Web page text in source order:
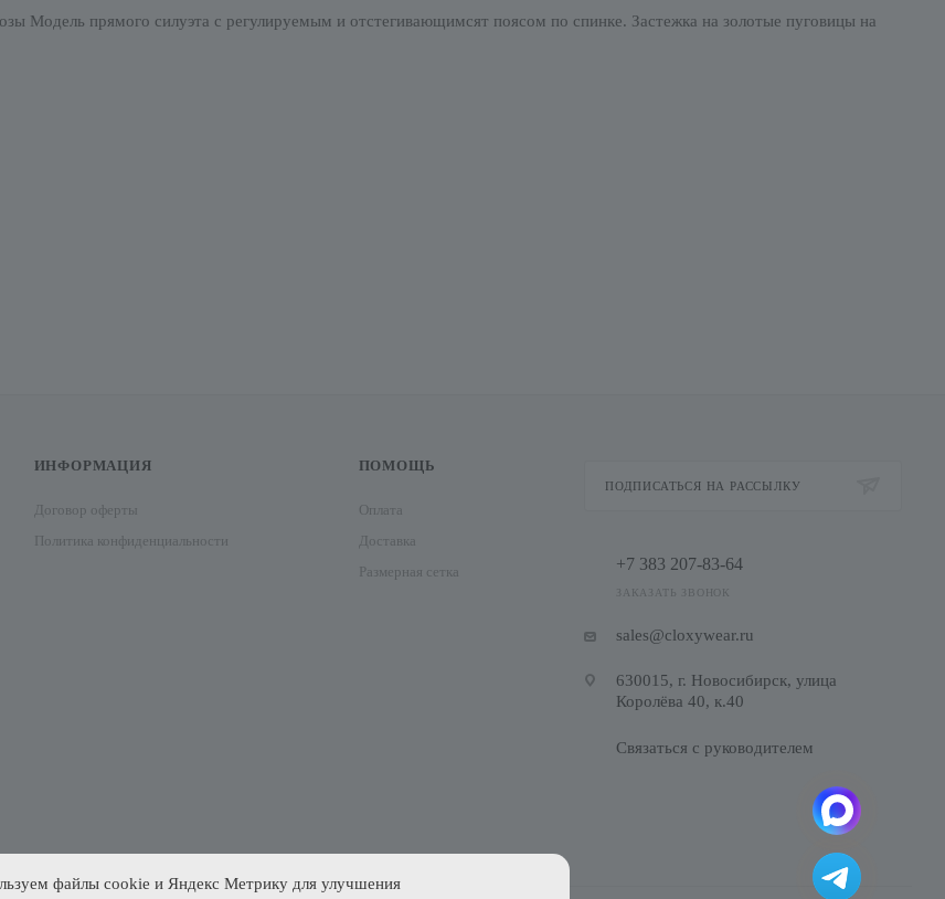
Модель прямого силуэта с регулируемым и отстегивающимсят поясом по спинке. Застежка на золотые пуговицы на
ИНФОРМАЦИЯ
Договор оферты
Политика конфиденциальности
ПОМОЩЬ
Оплата
Доставка
Размерная сетка
ПОДПИСАТЬСЯ НА РАССЫЛКУ
+7 383 207-83-64
ЗАКАЗАТЬ ЗВОНОК
sales@cloxywear.ru
630015, г. Новосибирск, улица
Королёва 40, к.40
Связаться с руководителем
файлы cookie и Яндекс Метрику для улучшения